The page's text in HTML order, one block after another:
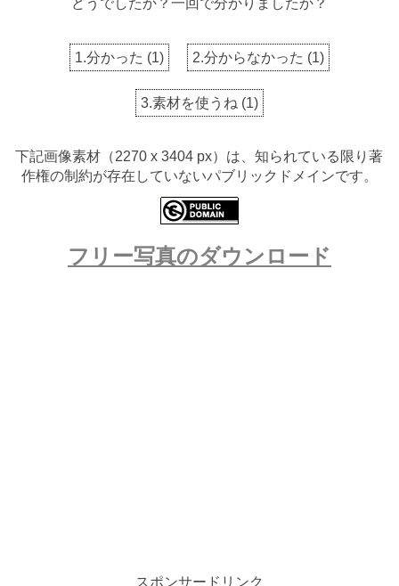
1.分かった (1) 2.分からなかった (1)
3.素材を使うね (1)
下記画像素材（2270 x 3404 px）は、知られている限り著
作権の制約が存在していないパブリックドメインです。
フリー写真のダウンロード
スポンサードリンク